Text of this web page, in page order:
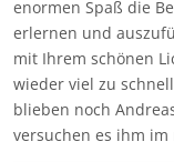
enormen Spaß die
erlernen und
mit Ihrem schönen
wieder viel zu
blieben noch
versuchen es ihm im